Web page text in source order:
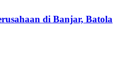
di Banjar, Batola